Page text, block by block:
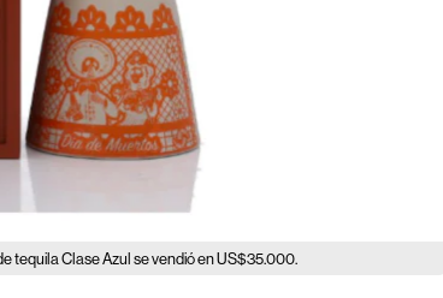
tequila Clase Azul se vendió en US$35.000.